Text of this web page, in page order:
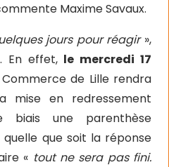
Maxime Savaux.
jours pour réagir »,
En effet, le mercredi 17
de Lille rendra
mise en redressement
une parenthèse
quelle que soit la réponse
« tout ne sera pas fini.